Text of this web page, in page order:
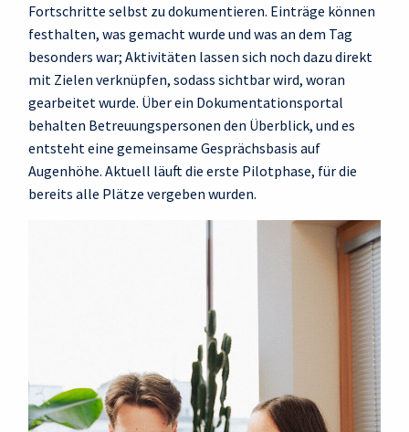
Fortschritte selbst zu dokumentieren. Einträge können
festhalten, was gemacht wurde und was an dem Tag
besonders war; Aktivitäten lassen sich noch dazu direkt
mit Zielen verknüpfen, sodass sichtbar wird, woran
gearbeitet wurde. Über ein Dokumentationsportal
behalten Betreuungspersonen den Überblick, und es
entsteht eine gemeinsame Gesprächsbasis auf
Augenhöhe. Aktuell läuft die erste Pilotphase, für die
bereits alle Plätze vergeben wurden.